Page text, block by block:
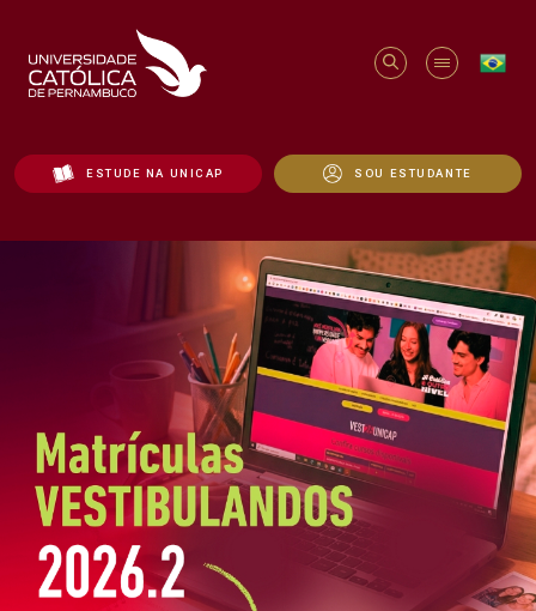
ESTUDE NA UNICAP SOU ESTUDANTE